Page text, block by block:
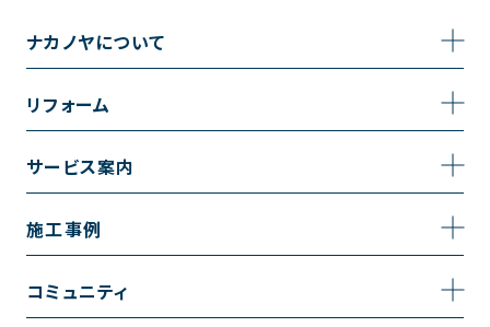
ナカノヤについて
事業内容
採用情報
リフォーム
トイレのリフォーム
キッチンのリフォーム
サービス案内
サービスの流れ
施工事例
施工事例一覧
コミュニティ